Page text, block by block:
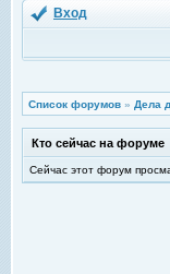
Вход
Список форумов » Дела
Кто сейчас на форуме
Сейчас этот форум